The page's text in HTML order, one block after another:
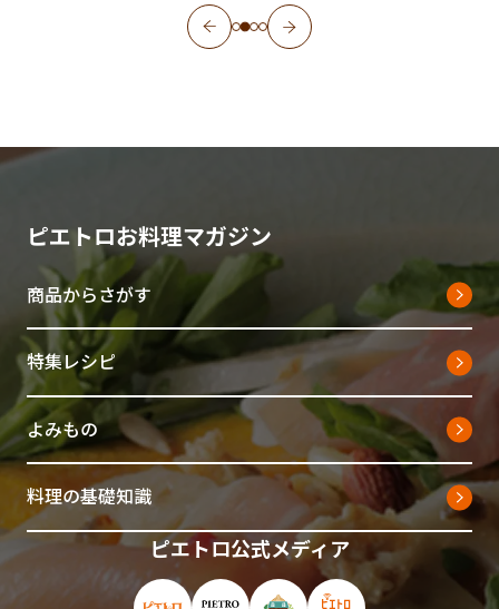
ピエトロお料理マガジン
商品からさがす
特集レシピ
よみもの
料理の基礎知識
ピエトロ公式メディア